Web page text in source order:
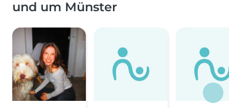
und um Münster